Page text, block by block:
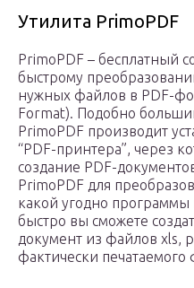
Утилита PrimoPDF
PrimoPDF – бесплатный
быстрому
нужных файлов в PDF-
Format). Подобно
PrimoPDF производит
“PDF-принтера”, через
создание PDF-
PrimoPDF для
какой угодно
быстро вы сможете
документ из файлов xls,
фактически печатаемого